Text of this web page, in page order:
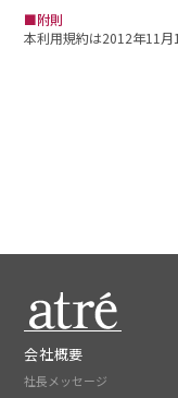
■附則
本利用規約は2012年11月
会社概要
社長メッセージ